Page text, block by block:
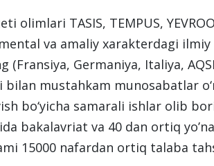
olimlari TASIS, TEMPUS,
va amaliy xarakterdagi
Germaniya, Italiya,
bilan mustahkam munosabatlar
bo‘yicha samarali ishlar olib
bakalavriat va 40 dan ortiq
15000 nafardan ortiq talaba